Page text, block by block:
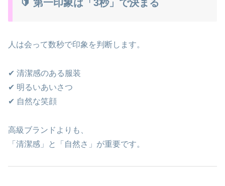
🔰 第一印象は「3秒」で決まる
人は会って数秒で印象を判断します。
✔ 清潔感のある服装
✔ 明るいあいさつ
✔ 自然な笑顔
高級ブランドよりも、
「清潔感」と「自然さ」が重要です。